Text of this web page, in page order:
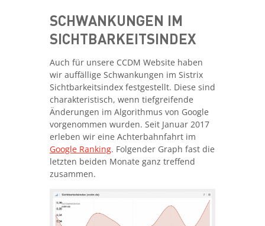
SCHWANKUNGEN IM
SICHTBARKEITSINDEX
Auch für unsere CCDM Website haben
wir auffällige Schwankungen im Sistrix
Sichtbarkeitsindex festgestellt. Diese sind
charakteristisch, wenn tiefgreifende
Änderungen im Algorithmus von Google
vorgenommen wurden. Seit Januar 2017
erleben wir eine Achterbahnfahrt im
Google Ranking. Folgender Graph fast die
letzten beiden Monate ganz treffend
zusammen.